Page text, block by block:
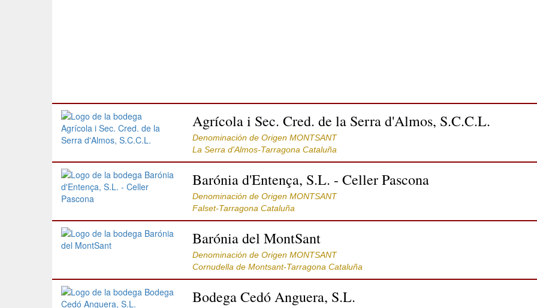
Agrícola i Sec. Cred. de la Serra d'Almos, S.C.C.L.
Denominación de Origen MONTSANT
La Serra d'Almos-Tarragona Cataluña
Barónia d'Entença, S.L. - Celler Pascona
Denominación de Origen MONTSANT
Falset-Tarragona Cataluña
Barónia del MontSant
Denominación de Origen MONTSANT
Cornudella de Montsant-Tarragona Cataluña
Bodega Cedó Anguera, S.L.